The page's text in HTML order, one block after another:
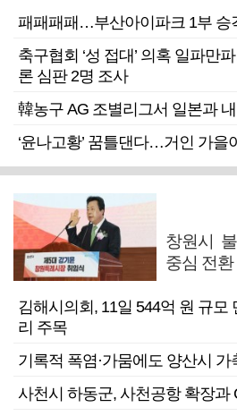
패패패패…부산아이파크 1부 승
축구협회 ‘성 접대’ 의혹 일파만
론 심판 2명 조사
韓농구 AG 조별리그서 일본과
‘윤나고황’ 꿈틀댄다…거인 가을
창원시
중심 전환
김해시의회, 11일 544억 원 규모
리 주목
기록적 폭염·가뭄에도 양산시 가
사천시 하동군, 사천공항 확장과